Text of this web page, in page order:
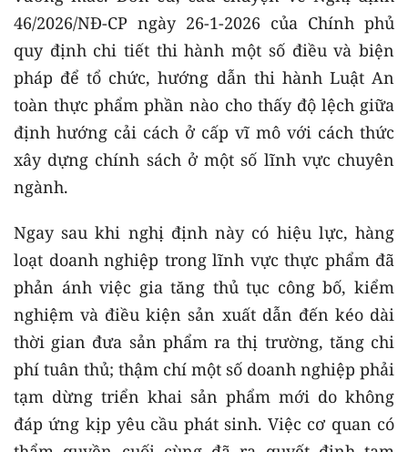
46/2026/NĐ-CP ngày 26-1-2026 của Chính phủ
quy định chi tiết thi hành một số điều và biện
pháp để tổ chức, hướng dẫn thi hành Luật An
toàn thực phẩm phần nào cho thấy độ lệch giữa
định hướng cải cách ở cấp vĩ mô với cách thức
xây dựng chính sách ở một số lĩnh vực chuyên
ngành.
Ngay sau khi nghị định này có hiệu lực, hàng
loạt doanh nghiệp trong lĩnh vực thực phẩm đã
phản ánh việc gia tăng thủ tục công bố, kiểm
nghiệm và điều kiện sản xuất dẫn đến kéo dài
thời gian đưa sản phẩm ra thị trường, tăng chi
phí tuân thủ; thậm chí một số doanh nghiệp phải
tạm dừng triển khai sản phẩm mới do không
đáp ứng kịp yêu cầu phát sinh. Việc cơ quan có